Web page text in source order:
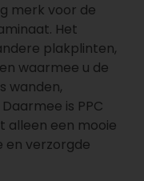
merk voor de
Het
plakplinten,
waarmee u de
wanden,
is PPC
alleen een mooie
en verzorgde